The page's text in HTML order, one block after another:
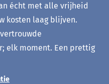
écht met alle vrijheid
kosten laag blijven.
elk moment. Een prettig